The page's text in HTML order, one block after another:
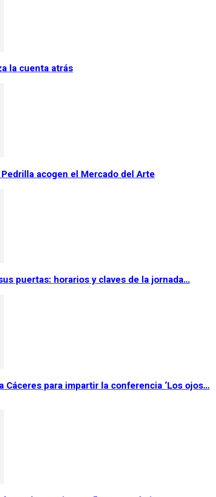
la cuenta atrás
acogen el Mercado del Arte
puertas: horarios y claves de la jornada…
Cáceres para impartir la conferencia ‘Los ojos…